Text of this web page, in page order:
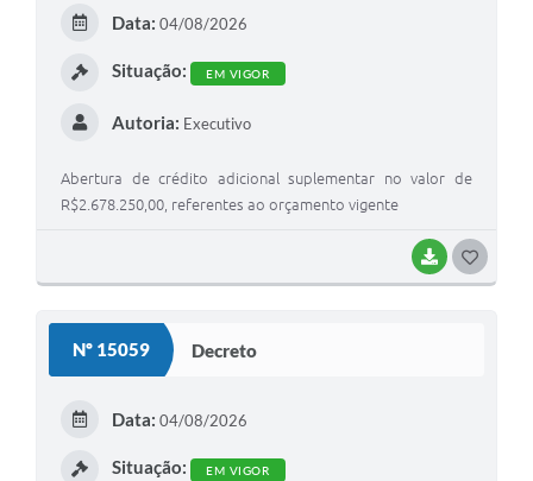
BAIXAR
Data: 04/08/2026
Situação: EM VIGOR
Autoria: Executivo
Abertura de crédito adicional suplementar no valor de
R$2.678.250,00, referentes ao orçamento vigente
Nº 15059 Decreto
Data: 04/08/2026
Situação: EM VIGOR